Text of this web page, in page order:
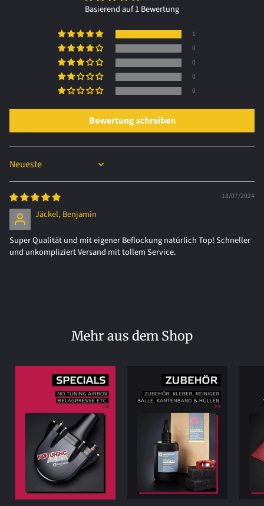
Basierend auf 1 Bewertung
1
0
0
0
0
Bewertung schreiben
Sort by
18/07/2024
Jäckel, Benjamin
Super Qualität und mit eigener Beflockung natürlich Top! Schneller
und unkompliziert Versand mit tollem Service.
Mehr aus dem Shop